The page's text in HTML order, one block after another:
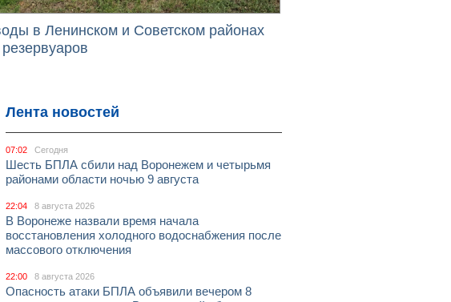
в Ленинском и Советском районах
Лента новостей
07:02 Сегодня
Шесть БПЛА сбили над Воронежем и четырьмя
районами области ночью 9 августа
22:04 8 августа 2026
В Воронеже назвали время начала
восстановления холодного водоснабжения после
массового отключения
22:00 8 августа 2026
Опасность атаки БПЛА объявили вечером 8